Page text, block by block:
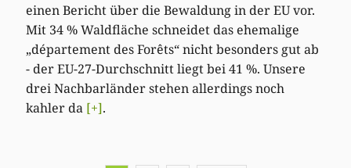
einen Bericht über die Bewaldung in der EU vor.
Mit 34 % Waldfläche schneidet das ehemalige
„département des Forêts“ nicht besonders gut ab
- der EU-27-Durchschnitt liegt bei 41 %. Unsere
drei Nachbarländer stehen allerdings noch
kahler da [+].